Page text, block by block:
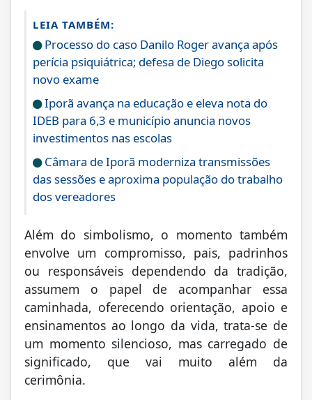
LEIA TAMBÉM:
Processo do caso Danilo Roger avança após
perícia psiquiátrica; defesa de Diego solicita
novo exame
Iporã avança na educação e eleva nota do
IDEB para 6,3 e município anuncia novos
investimentos nas escolas
Câmara de Iporã moderniza transmissões
das sessões e aproxima população do trabalho
dos vereadores
Além do simbolismo, o momento também
envolve um compromisso, pais, padrinhos
ou responsáveis dependendo da tradição,
assumem o papel de acompanhar essa
caminhada, oferecendo orientação, apoio e
ensinamentos ao longo da vida, trata-se de
um momento silencioso, mas carregado de
significado, que vai muito além da
cerimônia.